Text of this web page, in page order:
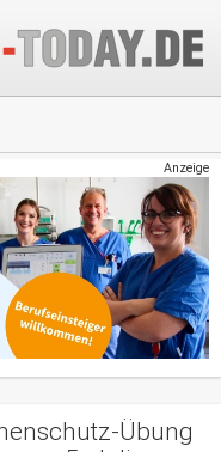
Anzeige
Übung